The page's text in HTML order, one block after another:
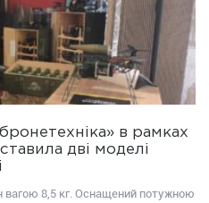
в рамках
дві моделі
вагою 8,5 кг. Оснащений потужною